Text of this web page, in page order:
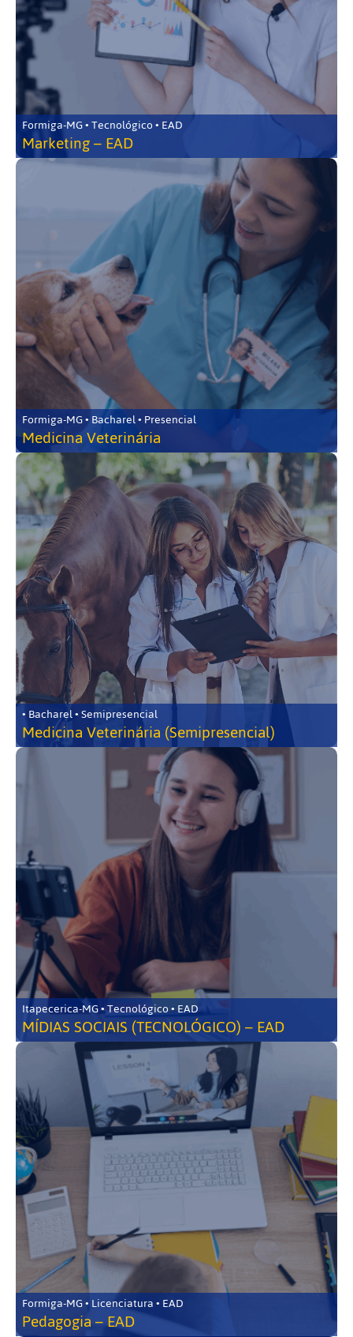
Formiga-MG • Tecnológico • EAD
Marketing – EAD
Formiga-MG • Bacharel • Presencial
Medicina Veterinária
• Bacharel • Semipresencial
Medicina Veterinária (Semipresencial)
Itapecerica-MG • Tecnológico • EAD
MÍDIAS SOCIAIS (TECNOLÓGICO) – EAD
Formiga-MG • Licenciatura • EAD
Pedagogia – EAD